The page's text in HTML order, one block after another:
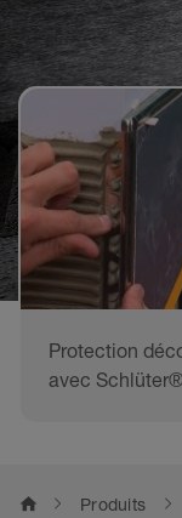
Protection
avec
home Produits